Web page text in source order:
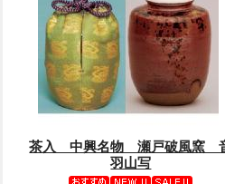
茶入 中興名物 瀬戸破風窯
羽山写